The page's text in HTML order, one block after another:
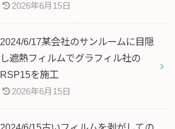
2026年6月15日
2024/6/17某会社のサンルームに目隠
し遮熱フィルムでグラフィル社の
RSP15を施工
2026年6月15日